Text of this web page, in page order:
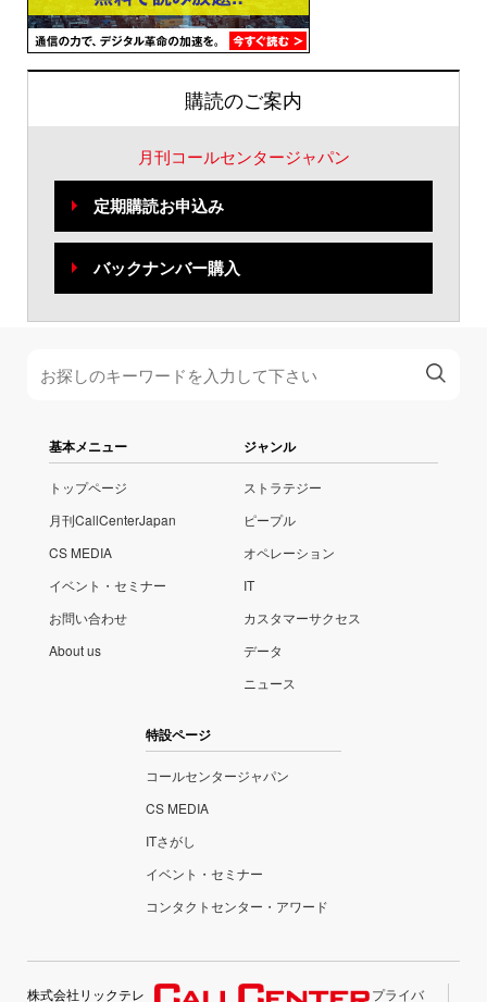
購読のご案内
月刊コールセンタージャパン
定期購読お申込み
バックナンバー購入
基本メニュー
トップページ
月刊CallCenterJapan
CS MEDIA
イベント・セミナー
お問い合わせ
About us
ジャンル
ストラテジー
ピープル
オペレーション
IT
カスタマーサクセス
データ
ニュース
特設ページ
コールセンタージャパン
CS MEDIA
ITさがし
イベント・セミナー
コンタクトセンター・アワード
株式会社リックテレ プライバ